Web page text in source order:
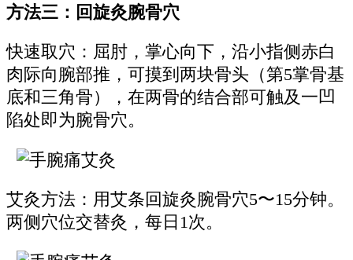
方法三：回旋灸腕骨穴
快速取穴：屈肘，掌心向下，沿小指侧赤白
肉际向腕部推，可摸到两块骨头（第5掌骨基
底和三角骨），在两骨的结合部可触及一凹
陷处即为腕骨穴。
艾灸方法：用艾条回旋灸腕骨穴5〜15分钟。
两侧穴位交替灸，每日1次。